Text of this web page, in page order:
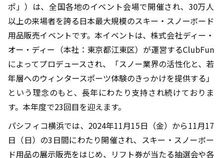
ポ」）は、全国各地のイベント会場で開催され、30万人
以上の来場者を誇る日本最大規模のスキー・スノーボード
用品販売イベントです。本イベントは、株式会社ディー・
オー・ディー（本社：東京都江東区）が運営するClubFun
によってプロデュースされ、「スノー業界の活性化と、若
年層へのウィンタースポーツ体験のきっかけを提供する」
という理念のもと、長年にわたり支持され続けておりま
す。本年度で23回目を迎えます。
パシフィコ横浜では、2024年11月15日（金）から11月17
日（日）の3日間にわたり開催され、スキー・スノーボー
ド用品の展示販売をはじめ、リフト券が当たる抽選会や各